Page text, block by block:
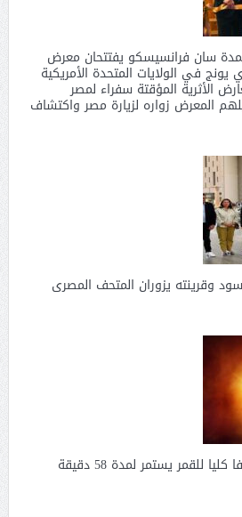
سان فرانسيسكو يفتتحان معرض
يونج في الولايات المتحدة الأمريكية
الأثرية المؤقتة سفراء لمصر
المعرض زواره لزيارة مصر واكتشاف
وقرينته يزوران المتحف المصرى
للقمر يستمر لمدة 58 دقيقة